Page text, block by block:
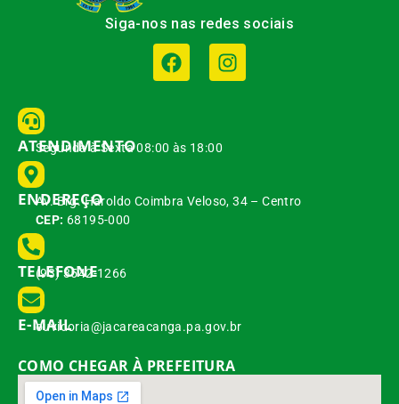
Siga-nos nas redes sociais
ATENDIMENTO
Segunda à Sexta 08:00 às 18:00
ENDEREÇO
Av. Brg. Haroldo Coimbra Veloso, 34 – Centro
CEP: 68195-000
TELEFONE
(93) 3542-1266
E-MAIL
ouvidoria@jacareacanga.pa.gov.br
COMO CHEGAR À PREFEITURA